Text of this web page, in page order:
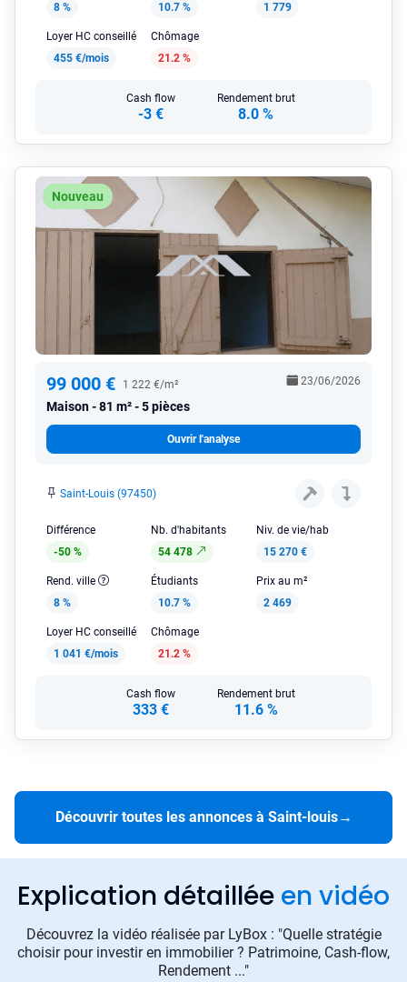
8 % 10.7 % 1 779
Loyer HC conseillé
455 €/mois
Chômage
21.2 %
Cash flow
-3 €
Rendement brut
8.0 %
Nouveau
99 000 € 1 222 €/m²
Maison 81 m² - 5 pièces
23/06/2026
Ouvrir l'analyse
Saint-Louis (97450)
Différence
-50 %
Nb. d'habitants
54 478
Niv. de vie/hab
15 270 €
Rend. ville
8 %
Étudiants
10.7 %
Prix au m²
2 469
Loyer HC conseillé
1 041 €/mois
Chômage
21.2 %
Cash flow
333 €
Rendement brut
11.6 %
Découvrir toutes les annonces à Saint-louis→
Explication détaillée en vidéo
Découvrez la vidéo réalisée par LyBox : "Quelle stratégie
choisir pour investir en immobilier ? Patrimoine, Cash-flow,
Rendement ..."